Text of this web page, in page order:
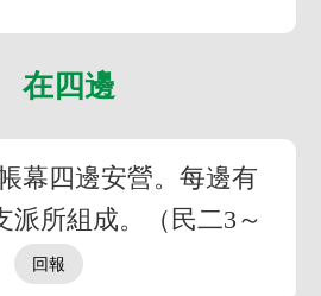
四邊
幕四邊安營。每邊有
派所組成。（民二3～